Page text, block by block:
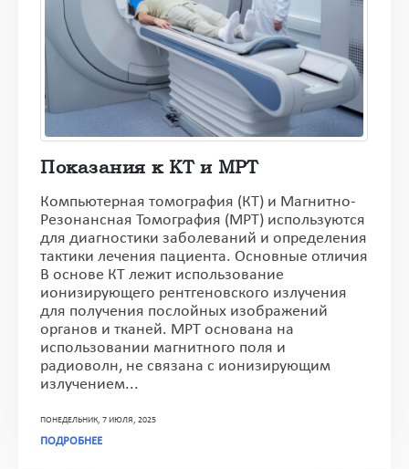
Показания к КТ и МРТ
Компьютерная томография (КТ) и Магнитно-
Резонансная Томография (МРТ) используются
для диагностики заболеваний и определения
тактики лечения пациента. Основные отличия
В основе КТ лежит использование
ионизирующего рентгеновского излучения
для получения послойных изображений
органов и тканей. МРТ основана на
использовании магнитного поля и
радиоволн, не связана с ионизирующим
излучением...
ПОНЕДЕЛЬНИК, 7 ИЮЛЯ, 2025
ПОДРОБНЕЕ